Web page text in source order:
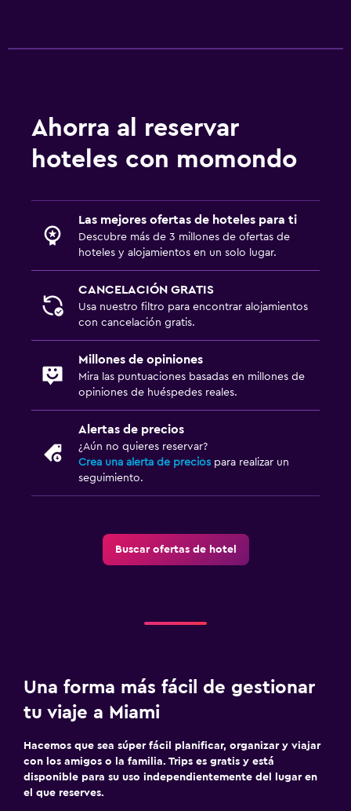
Ahorra al reservar
hoteles con momondo
Las mejores ofertas de hoteles para ti
Descubre más de 3 millones de ofertas de
hoteles y alojamientos en un solo lugar.
CANCELACIÓN GRATIS
Usa nuestro filtro para encontrar alojamientos
con cancelación gratis.
Millones de opiniones
Mira las puntuaciones basadas en millones de
opiniones de huéspedes reales.
Alertas de precios
¿Aún no quieres reservar?
Crea una alerta de precios para realizar un
seguimiento.
Buscar ofertas de hotel
Una forma más fácil de gestionar
tu viaje a Miami
Hacemos que sea súper fácil planificar, organizar y viajar
con los amigos o la familia. Trips es gratis y está
disponible para su uso independientemente del lugar en
el que reserves.